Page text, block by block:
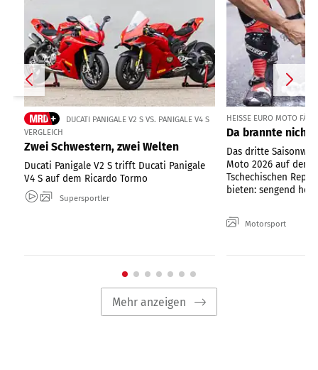
DUCATI PANIGALE V2 S VS. PANIGALE V4 S
VERGLEICH
Zwei Schwestern, zwei Welten
Ducati Panigale V2 S trifft Ducati Panigale
V4 S auf dem Ricardo Tormo
Supersportler
HEISSE EURO MOTO
Da brannte nicht
Das dritte
Moto 2026 auf dem
Tschechischen
bieten: sengend
Motorsport
Mehr anzeigen